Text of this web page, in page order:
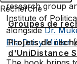
Recherche
Groupes de
Projets de
d'UniDistance
research group
Institute of
alongsideDr.
Ella Daisy Müller